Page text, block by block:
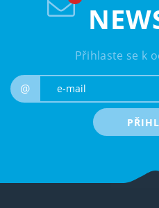
Přihlaste se k
@